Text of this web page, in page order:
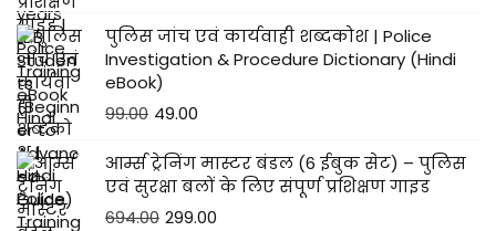
पुलिस जांच एवं कार्यवाही शब्दकोश | Police
Investigation & Procedure Dictionary (Hindi
eBook)
99.00 49.00
आर्म्स ट्रेनिंग मास्टर बंडल (6 ईबुक सेट) – पुलिस
एवं सुरक्षा बलों के लिए संपूर्ण प्रशिक्षण गाइड
694.00 299.00